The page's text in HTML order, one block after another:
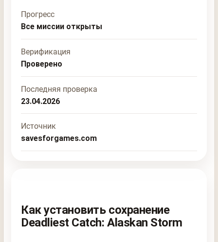
Прогресс
Все миссии открыты
Верификация
Проверено
Последняя проверка
23.04.2026
Источник
savesforgames.com
Как установить сохранение
Deadliest Catch: Alaskan Storm